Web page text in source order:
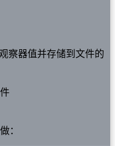
察器值并存储到文件的
：